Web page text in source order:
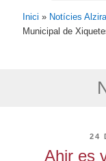
Inici » Notícies Alzira
Municipal de
24
Ahir es